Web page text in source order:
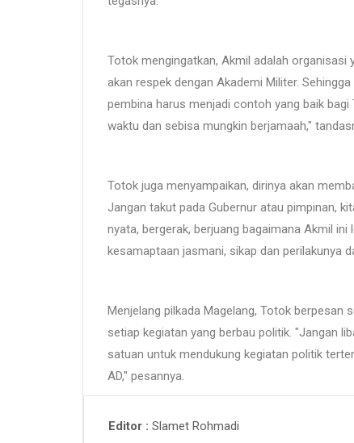
Totok mengingatkan, Akmil adalah organisasi
akan respek dengan Akademi Militer.
pembina harus menjadi contoh yang baik
waktu dan sebisa mungkin berjamaah,"
Totok juga menyampaikan, dirinya akan
Jangan takut pada Gubernur atau pimpinan,
nyata, bergerak, berjuang bagaimana Akmil
kesamaptaan jasmani, sikap dan perilakunya
Menjelang pilkada Magelang, Totok berpesan
setiap kegiatan yang berbau politik. "Jangan
satuan untuk mendukung kegiatan politik
AD," pesannya.
Editor Slamet Rohmadi